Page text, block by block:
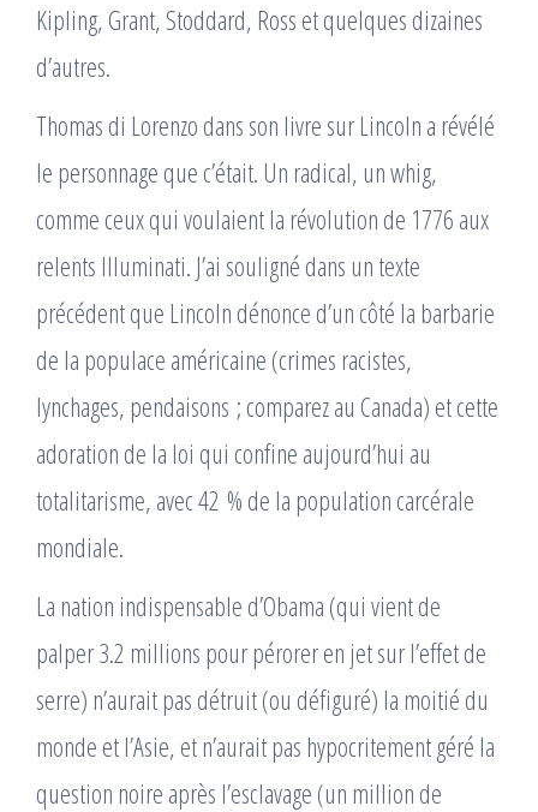
Kipling, Grant, Stoddard, Ross et quelques dizaines
d’autres.
Thomas di Lorenzo dans son livre sur Lincoln a révélé
le personnage que c’était. Un radical, un whig,
comme ceux qui voulaient la révolution de 1776 aux
relents Illuminati. J’ai souligné dans un texte
précédent que Lincoln dénonce d’un côté la barbarie
de la populace américaine (crimes racistes,
lynchages, pendaisons ; comparez au Canada) et cette
adoration de la loi qui confine aujourd’hui au
totalitarisme, avec 42 % de la population carcérale
mondiale.
La nation indispensable d’Obama (qui vient de
palper 3.2 millions pour pérorer en jet sur l’effet de
serre) n’aurait pas détruit (ou défiguré) la moitié du
monde et l’Asie, et n’aurait pas hypocritement géré la
question noire après l’esclavage (un million de